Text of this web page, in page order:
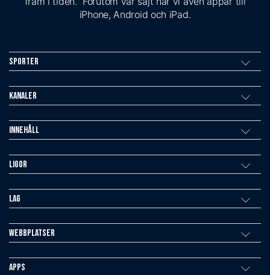
iPhone, Android och iPad.
Sporter
Kanaler
Innehåll
Ligor
Lag
Webbplatser
Apps